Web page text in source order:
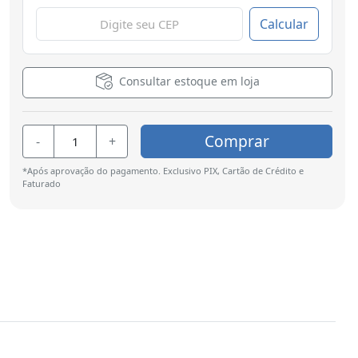
Calcular
Consultar estoque em loja
- + Comprar
*Após aprovação do pagamento. Exclusivo PIX, Cartão de Crédito e
Faturado